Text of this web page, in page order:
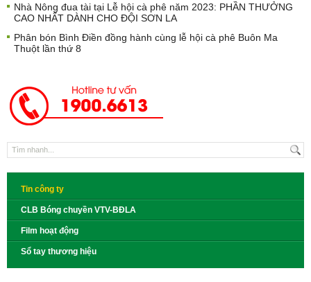
Nhà Nông đua tài tại Lễ hội cà phê năm 2023: PHẦN THƯỞNG
CAO NHẤT DÀNH CHO ĐỘI SƠN LA
Phân bón Bình Điền đồng hành cùng lễ hội cà phê Buôn Ma
Thuột lần thứ 8
Tin công ty
CLB Bóng chuyền VTV-BĐLA
Film hoạt động
Sổ tay thương hiệu